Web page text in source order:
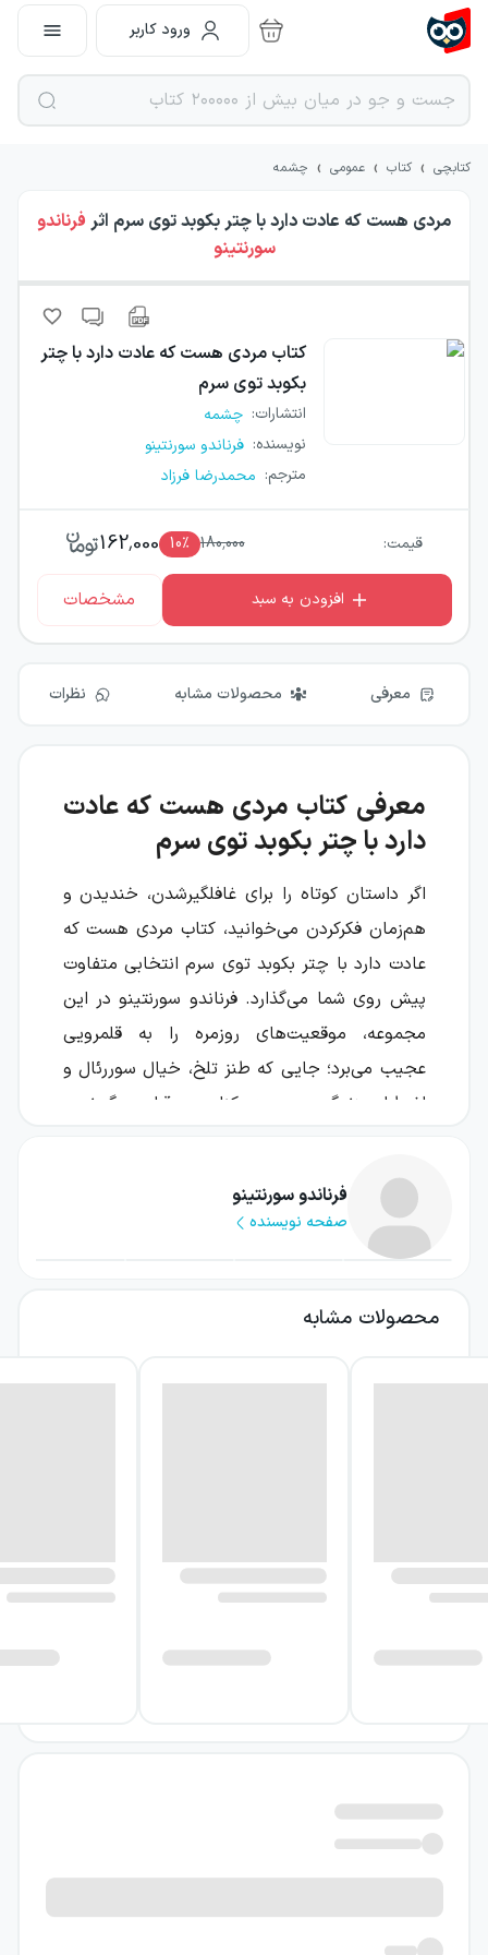
ورود کاربر
کتابچی › کتاب › عمومی › چشمه
مردی هست که عادت دارد با چتر بکوبد توی سرم اثر فرناندو
سورنتینو
کتاب مردی هست که عادت دارد با چتر
بکوبد توی سرم
انتشارات: چشمه
نویسنده: فرناندو سورنتینو
مترجم: محمدرضا فرزاد
قیمت: 180,000
10٪ 162,000
افزودن به سبد مشخصات
معرفی محصولات مشابه نظرات
معرفی کتاب مردی هست که عادت
دارد با چتر بکوبد توی سرم
اگر داستان کوتاه را برای غافلگیرشدن، خندیدن و
هم‌زمان فکرکردن می‌خوانید، کتاب مردی هست که
عادت دارد با چتر بکوبد توی سرم انتخابی متفاوت
پیش روی شما می‌گذارد. فرناندو سورنتینو در این
مجموعه، موقعیت‌های روزمره را به قلمرویی
عجیب می‌برد؛ جایی که طنز تلخ، خیال سوررئال و
اضطراب زندگی مدرن در کنار هم قرار می‌گیرند و
می‌سازند.
این کتاب مجموعه‌ای از داستان‌های کوتاه است؛
داستان‌هایی که از پوچی‌های زندگی روزمره،
دوام‌آوردن در برابر ناملایمات سخن می‌گویند.
دارد با چتر بکوبد توی سرم
سورنتینو در داستان‌های این مجموعه، امر معمولی
و امر خارق‌العاده را چنان کنار هم می‌نشاند که
نیست. همین جابه‌جایی مداوم میان آشنایی و
بیگانگی، فضای داستان‌ها را پرتنش و
در یکی از موقعیت‌های داستانی کتاب، ایزابل
فرناندو سورنتینو
صفحه نویسنده
محصولات مشابه